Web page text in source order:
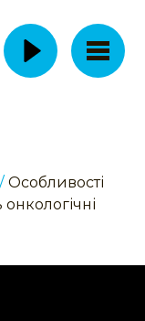
Особливості